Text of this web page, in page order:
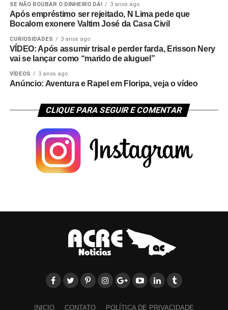
SE NÃO ROUBAR O DINHEIRO DÁ! 3 anos ago
Após empréstimo ser rejeitado, N Lima pede que
Bocalom exonere Valtim José da Casa Civil
CURIOSIDADES 3 anos ago
VÍDEO: Após assumir trisal e perder farda, Erisson Nery
vai se lançar como “marido de aluguel”
VÍDEOS 3 anos ago
Anúncio: Aventura e Rapel em Floripa, veja o vídeo
CLIQUE PARA SEGUIR E COMENTAR
INICIO CONTATO POLÍTICA DE PRIVACIDADE